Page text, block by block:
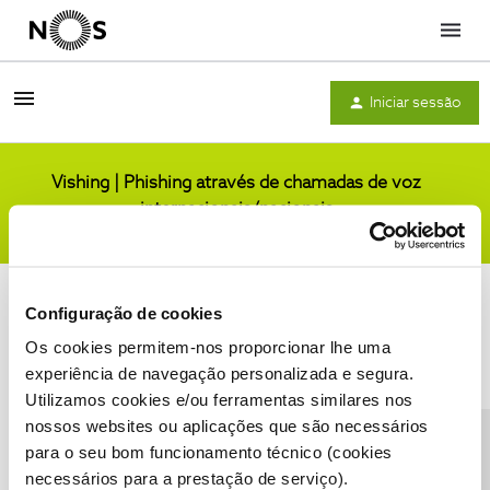
Configuração de cookies
Os cookies permitem-nos proporcionar lhe uma
experiência de navegação personalizada e segura.
Utilizamos cookies e/ou ferramentas similares nos
nossos websites ou aplicações que são necessários
para o seu bom funcionamento técnico (cookies
necessários para a prestação de serviço).
Menu
Iniciar sessão
Vishing | Phishing através de chamadas de voz
internacionais/nacionais
Condições do Fórum NOS Accessibility statement